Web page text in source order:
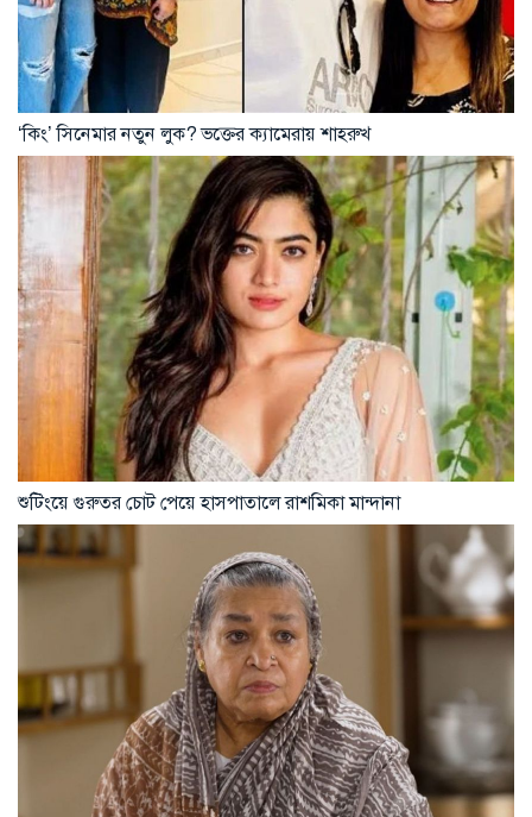
‘কিং’ সিনেমার নতুন লুক? ভক্তের ক্যামেরায় শাহরুখ
শুটিংয়ে গুরুতর চোট পেয়ে হাসপাতালে রাশমিকা মান্দানা